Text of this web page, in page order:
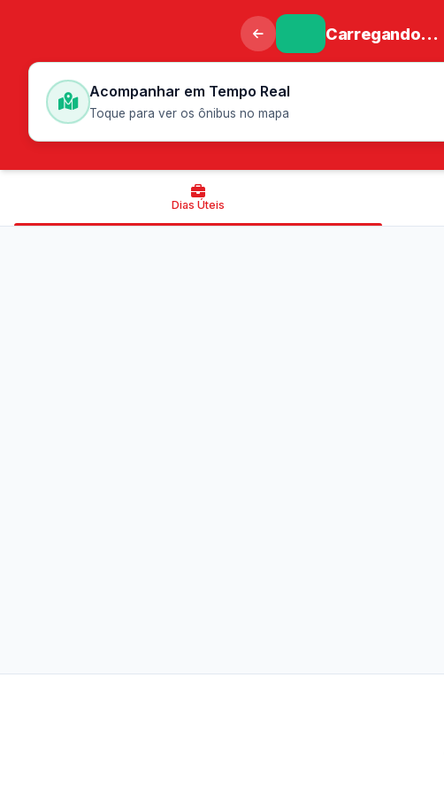
Carregando...
Acompanhar em Tempo Real
Toque para ver os ônibus no mapa
Dias Úteis